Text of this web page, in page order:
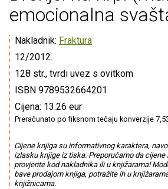
emocionalna
Nakladnik: Fraktura
12/2012.
128 str., tvrdi uvez s ovitkom
ISBN 9789532664201
Cijena: 13.26 eur
Preračunato po fiksnom tečaju konverzije
Cijene knjiga su informativnog karaktera,
izlasku knjige iz tiska. Preporučamo da
provjerite kod nakladnika ili u knjižarama!
bave prodajom knjiga, potražite ih u
knjižnicama.